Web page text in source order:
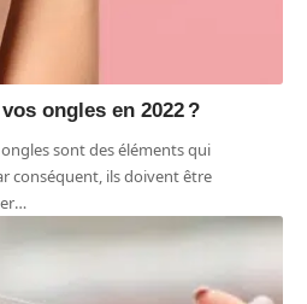
ongles en 2022 ?
sont des éléments qui
conséquent, ils doivent être
…